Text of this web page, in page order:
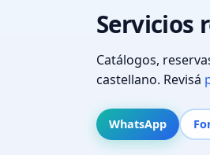
Servicios
Catálogos,
castellano. Revisá
WhatsApp